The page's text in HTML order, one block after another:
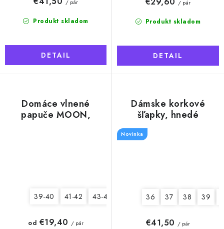
Produkt skladom
/ pár
DETAIL
Produkt skladom
/ pár
DETAIL
Domáce vlnené
papuče MOON,
39-40 41-42 43-44
od €19,40 / pár
Dámske korkové
šľapky, hnedé
Novinka
36 37 38 39
€41,50 / pár